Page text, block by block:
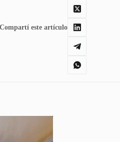
Compartí este artículo